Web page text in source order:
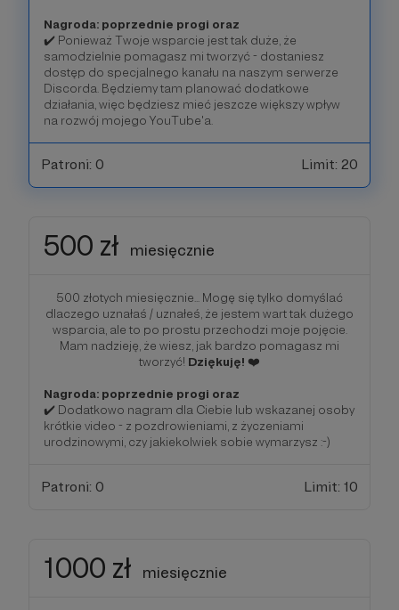
Nagroda: poprzednie progi oraz
✔️ Ponieważ Twoje wsparcie jest tak duże, że
samodzielnie pomagasz mi tworzyć - dostaniesz
dostęp do specjalnego kanału na naszym serwerze
Discorda. Będziemy tam planować dodatkowe
działania, więc będziesz mieć jeszcze większy wpływ
na rozwój mojego YouTube'a.
Patroni: 0 Limit: 20
500 zł miesięcznie
500 złotych miesięcznie... Mogę się tylko domyślać
dlaczego uznałaś / uznałeś, że jestem wart tak dużego
wsparcia, ale to po prostu przechodzi moje pojęcie.
Mam nadzieję, że wiesz, jak bardzo pomagasz mi
tworzyć! Dziękuję! ❤️
Nagroda: poprzednie progi oraz
✔️ Dodatkowo nagram dla Ciebie lub wskazanej osoby
krótkie video - z pozdrowieniami, z życzeniami
urodzinowymi, czy jakiekolwiek sobie wymarzysz :-)
Patroni: 0 Limit: 10
1000 zł miesięcznie